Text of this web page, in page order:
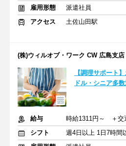
雇用形態
派遣社員
アクセス
土佐山田駅
(株)ウィルオブ・ワーク CW 広島支店
【調理サポート
ドル・シニア多数
給与
時給1311円～ ＋交
シフト
週4日以上 1日7時間